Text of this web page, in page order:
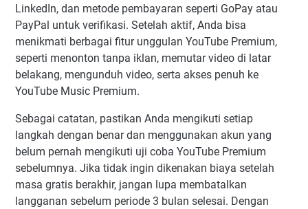
LinkedIn, dan metode pembayaran seperti GoPay atau
PayPal untuk verifikasi. Setelah aktif, Anda bisa
menikmati berbagai fitur unggulan YouTube Premium,
seperti menonton tanpa iklan, memutar video di latar
belakang, mengunduh video, serta akses penuh ke
YouTube Music Premium.
Sebagai catatan, pastikan Anda mengikuti setiap
langkah dengan benar dan menggunakan akun yang
belum pernah mengikuti uji coba YouTube Premium
sebelumnya. Jika tidak ingin dikenakan biaya setelah
masa gratis berakhir, jangan lupa membatalkan
langganan sebelum periode 3 bulan selesai. Dengan